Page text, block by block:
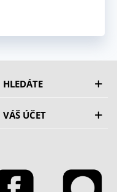
HLEDÁTE
VÁŠ ÚČET